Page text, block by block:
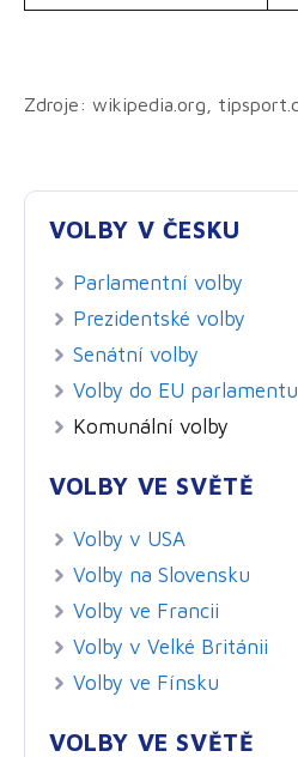
Zdroje: wikipedia.org,
VOLBY V ČESKU
Parlamentní volby
Prezidentské volby
Senátní volby
Volby do EU parlamentu
Komunální volby
VOLBY VE SVĚTĚ
Volby v USA
Volby na Slovensku
Volby ve Francii
Volby v Velké Británii
Volby ve Fínsku
VOLBY VE SVĚTĚ